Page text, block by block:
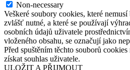
Non-necessary
Veškeré soubory cookies, které
zvlášť nutné, a které se používají
osobních údajů uživatele
vloženého obsahu, se označují jako
Před spuštěním těchto souborů
získat souhlas uživatele.
ULOŽIT A PŘIJMOUT